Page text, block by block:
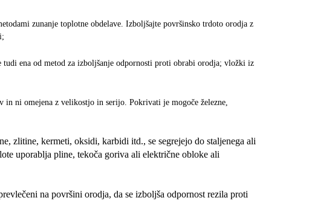
zunanje toplotne obdelave. Izboljšajte površinsko trdoto orodja z
ena od metod za izboljšanje odpornosti proti obrabi orodja; vložki iz
in ni omejena z velikostjo in serijo. Pokrivati ​​je mogoče železne,
zlitine, kermeti, oksidi, karbidi itd., se segrejejo do staljenega ali
uporablja pline, tekoča goriva ali električne obloke ali
na površini orodja, da se izboljša odpornost rezila proti